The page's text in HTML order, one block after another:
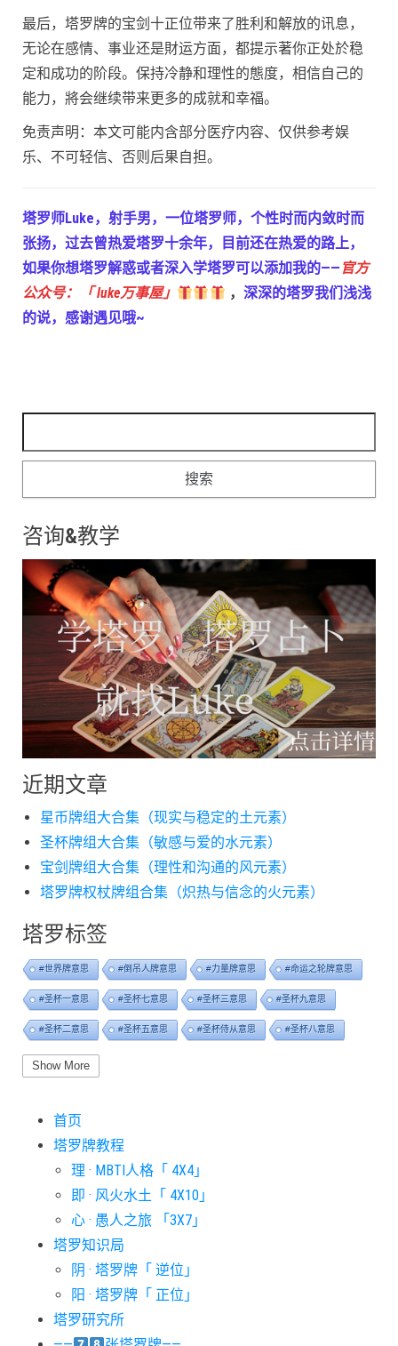
最后，塔罗牌的宝剑十正位带来了胜利和解放的讯息，
无论在感情、事业还是財运方面，都提示著你正处於稳
定和成功的阶段。保持冷静和理性的態度，相信自己的
能力，將会继续带来更多的成就和幸福。
免责声明：本文可能内含部分医疗内容、仅供参考娱
乐、不可轻信、否则后果自担。
塔罗师Luke，射手男，一位塔罗师，个性时而内敛时而
张扬，过去曾热爱塔罗十余年，目前还在热爱的路上，
如果你想塔罗解惑或者深入学塔罗可以添加我的—— 官方
公众号：「 luke万事屋」
， 深深的塔罗我们浅浅
的说，感谢遇见哦~
咨询&教学
近期文章
星币牌组大合集（现实与稳定的土元素）
圣杯牌组大合集（敏感与爱的水元素）
宝剑牌组大合集（理性和沟通的风元素）
塔罗牌权杖牌组合集（炽热与信念的火元素）
塔罗标签
#世界牌意思 #倒吊人牌意思 #力量牌意思 #命运之轮牌意思
#圣杯一意思 #圣杯七意思 #圣杯三意思 #圣杯九意思
#圣杯二意思 #圣杯五意思 #圣杯侍从意思 #圣杯八意思
#圣杯六意思
#宝剑七意思
#宝剑五意思 #宝剑侍从意思
#宝剑十意思 #宝剑四意思 #宝剑国王意思
#愚人牌意思 #战车牌意思
#星币七意思 #星币三意思
#星币五意思 #星币侍从意思
Show More
首页
塔罗牌教程
理 · MBTI人格「 4X4」
即 · 风火水土「 4X10」
心 · 愚人之旅 「3X7」
塔罗知识局
阴 · 塔罗牌「 逆位」
阳 · 塔罗牌「 正位」
塔罗研究所